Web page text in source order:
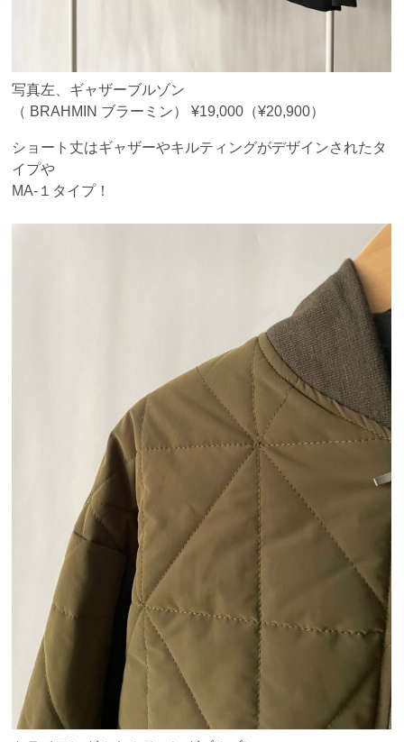
写真左、ギャザーブルゾン
（ BRAHMIN ブラーミン） ¥19,000（¥20,900）
ショート丈はギャザーやキルティングがデザインされたタ
イプや
MA-１タイプ！